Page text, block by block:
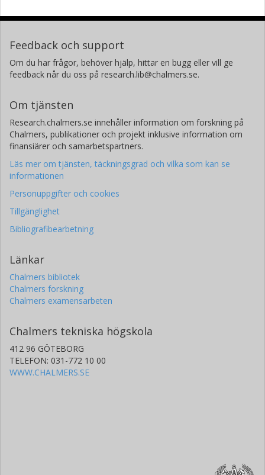
Feedback och support
Om du har frågor, behöver hjälp, hittar en bugg eller vill ge
feedback når du oss på research.lib@chalmers.se.
Om tjänsten
Research.chalmers.se innehåller information om forskning på
Chalmers, publikationer och projekt inklusive information om
finansiärer och samarbetspartners.
Läs mer om tjänsten, täckningsgrad och vilka som kan se
informationen
Personuppgifter och cookies
Tillgänglighet
Bibliografibearbetning
Länkar
Chalmers bibliotek
Chalmers forskning
Chalmers examensarbeten
Chalmers tekniska högskola
412 96 GÖTEBORG
TELEFON: 031-772 10 00
WWW.CHALMERS.SE